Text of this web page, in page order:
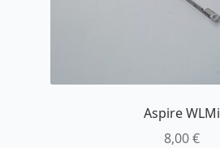
Aspire WLMi
8,00€